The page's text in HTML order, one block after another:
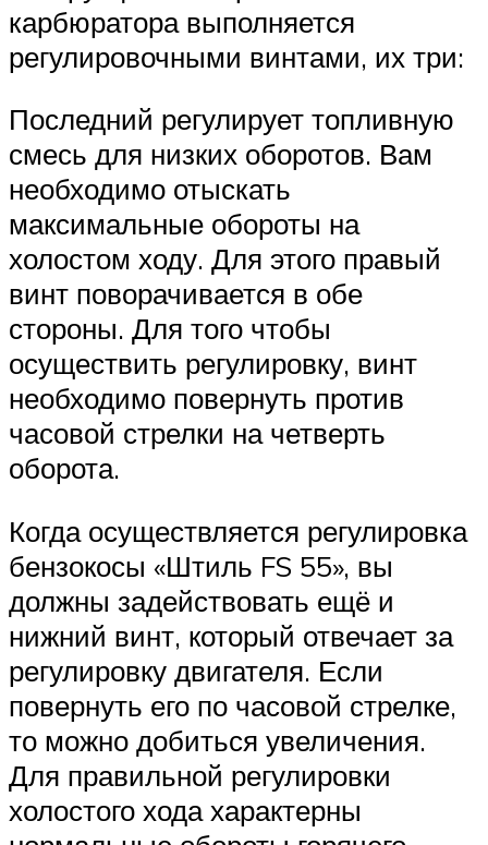
карбюратора выполняется
регулировочными винтами, их три:
Последний регулирует топливную
смесь для низких оборотов. Вам
необходимо отыскать
максимальные обороты на
холостом ходу. Для этого правый
винт поворачивается в обе
стороны. Для того чтобы
осуществить регулировку, винт
необходимо повернуть против
часовой стрелки на четверть
оборота.
Когда осуществляется регулировка
бензокосы «Штиль FS 55», вы
должны задействовать ещё и
нижний винт, который отвечает за
регулировку двигателя. Если
повернуть его по часовой стрелке,
то можно добиться увеличения.
Для правильной регулировки
холостого хода характерны